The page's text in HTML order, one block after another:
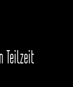
Teilzeit